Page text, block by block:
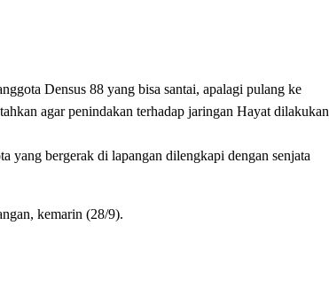
Densus 88 yang bisa santai, apalagi pulang ke
agar penindakan terhadap jaringan Hayat dilakukan
yang bergerak di lapangan dilengkapi dengan senjata
kemarin (28/9).